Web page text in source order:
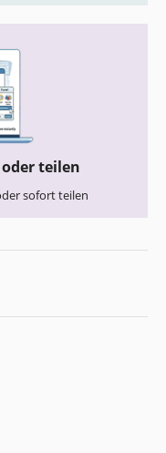
teilen
sofort teilen